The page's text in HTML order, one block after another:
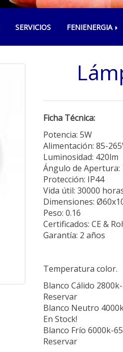
SERVICIOS FENIENERGIA
Ficha Técnica:
Potencia: 5W
Alimentación: 85-
Luminosidad: 420lm
Ángulo de Apertura:
Protección: IP44
Vida útil: 30000
Dimensiones:
Peso: 0.16
Certificados: CE &
Garantía: 2 años
Temperatura color.
Blanco Cálido
Reservar
Blanco Neutro
En Stock!
Blanco Frío 6000k-
Reservar